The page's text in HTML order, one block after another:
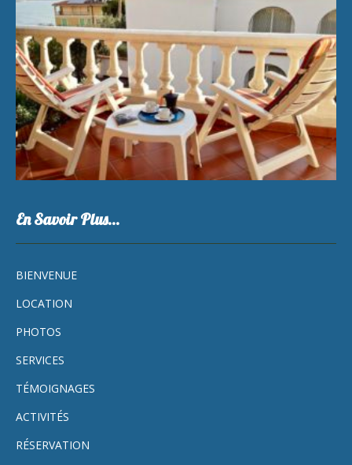
En Savoir Plus…
BIENVENUE
LOCATION
PHOTOS
SERVICES
TÉMOIGNAGES
ACTIVITÉS
RÉSERVATION